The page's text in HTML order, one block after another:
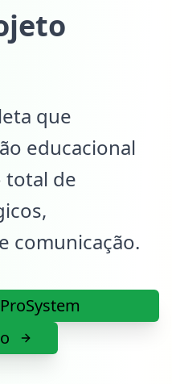
que
educacional
total de
comunicação.